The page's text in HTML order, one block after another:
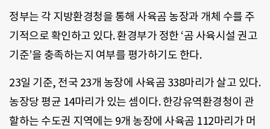
정부는 각 지방환경청을 통해 사육곰 농장과 개체 수를 주
기적으로 확인하고 있다. 환경부가 정한 ‘곰 사육시설 권고
기준’을 충족하는지 여부를 평가하기도 한다.
23일 기준, 전국 23개 농장에 사육곰 338마리가 살고 있다.
농장당 평균 14마리가 있는 셈이다. 한강유역환경청이 관
할하는 수도권 지역에는 9개 농장에 사육곰 112마리가 머